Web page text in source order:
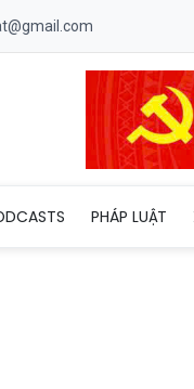
PHÁP LUẬT